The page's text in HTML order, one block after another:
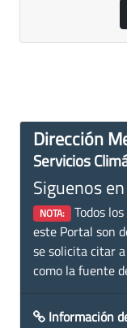
Dirección
Servicios
Siguenos en
NOTA: Todos
este Portal son
se solicita citar
como la fuente
Información